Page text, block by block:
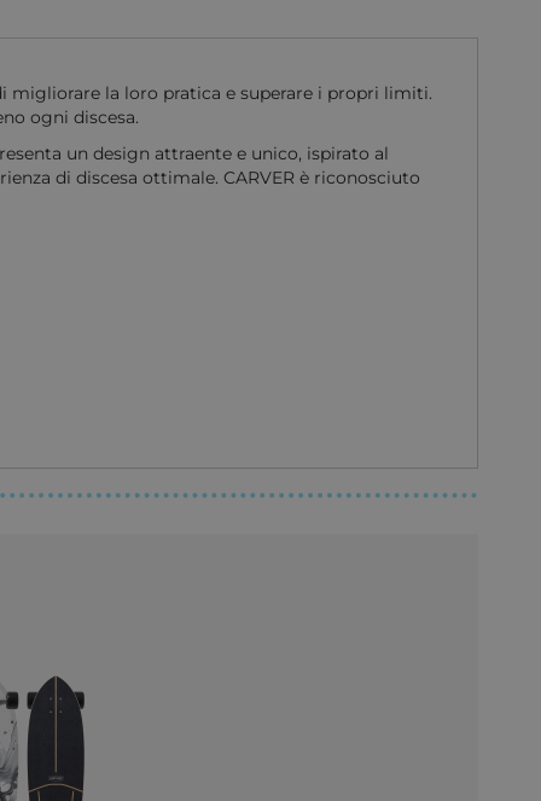
migliorare la loro pratica e superare i propri limiti.
ogni discesa.
un design attraente e unico, ispirato al
di discesa ottimale. CARVER è riconosciuto